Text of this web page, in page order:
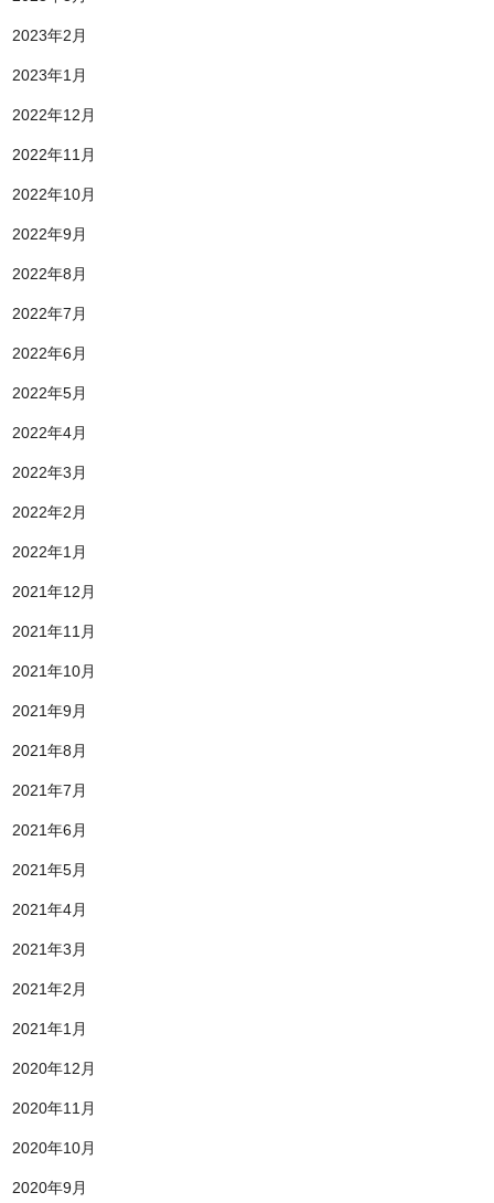
2023年2月
2023年1月
2022年12月
2022年11月
2022年10月
2022年9月
2022年8月
2022年7月
2022年6月
2022年5月
2022年4月
2022年3月
2022年2月
2022年1月
2021年12月
2021年11月
2021年10月
2021年9月
2021年8月
2021年7月
2021年6月
2021年5月
2021年4月
2021年3月
2021年2月
2021年1月
2020年12月
2020年11月
2020年10月
2020年9月